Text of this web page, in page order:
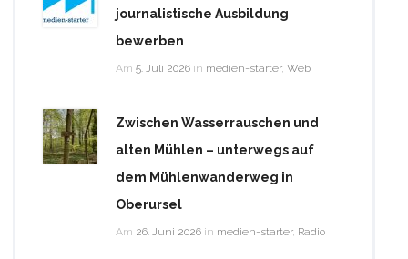
journalistische Ausbildung
bewerben
Am 5. Juli 2026 in medien-starter, Web
Zwischen Wasserrauschen und
alten Mühlen – unterwegs auf
dem Mühlenwanderweg in
Oberursel
Am 26. Juni 2026 in medien-starter, Radio